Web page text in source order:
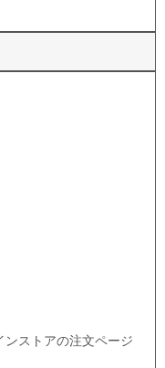
ストアの注文ページ